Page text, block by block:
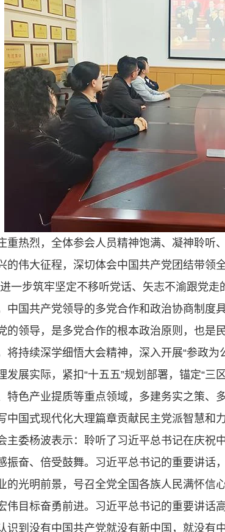
重热烈，全体参会人员精神饱满、凝神聆听
的伟大征程，深切体会中国共产党团结带领
一步筑牢坚定不移听党话、矢志不渝跟党走
中国共产党领导的多党合作和政治协商制度
的领导，是多党合作的根本政治原则，也是
将持续深学细悟大会精神，深入开展“参政
发展实际，紧扣“十五五”规划部署，锚定“
特色产业提质等重点领域，多建务实之策、
中国式现代化大理篇章贡献民主党派智慧和力
主委杨波表示：聆听了习近平总书记在庆祝
振奋、倍受鼓舞。习近平总书记的重要讲话
的光明前景，号召全党全国各族人民满怀信
伟目标奋勇前进。习近平总书记的重要讲话
识到没有中国共产党就没有新中国，就没有